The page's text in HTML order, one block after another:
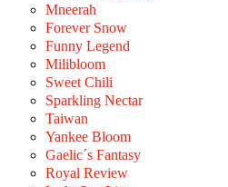
Mneerah
Forever Snow
Funny Legend
Milibloom
Sweet Chili
Sparkling Nectar
Taiwan
Yankee Bloom
Gaelic´s Fantasy
Royal Review